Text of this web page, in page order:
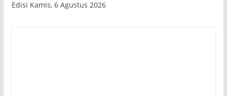
Edisi Kamis, 6 Agustus 2026